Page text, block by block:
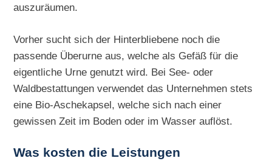
auszuräumen.
Vorher sucht sich der Hinterbliebene noch die
passende Überurne aus, welche als Gefäß für die
eigentliche Urne genutzt wird. Bei See- oder
Waldbestattungen verwendet das Unternehmen stets
eine Bio-Aschekapsel, welche sich nach einer
gewissen Zeit im Boden oder im Wasser auflöst.
Was kosten die Leistungen